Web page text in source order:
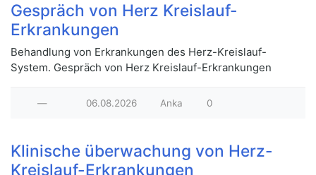
Gespräch von Herz Kreislauf-
Erkrankungen
Behandlung von Erkrankungen des Herz-Kreislauf-
System. Gespräch von Herz Kreislauf-Erkrankungen
— 06.08.2026 Anka 0
Klinische überwachung von Herz-
Kreislauf-Erkrankungen